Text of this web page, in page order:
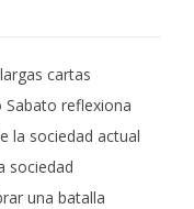
cartas
Sabato reflexiona
la sociedad actual
sociedad
una batalla